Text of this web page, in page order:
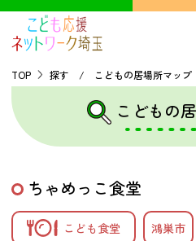
TOP
探す
TOP 探す / こどもの居場所マッ
こどもの
ちゃめっこ食堂
こども食堂 鴻巣市